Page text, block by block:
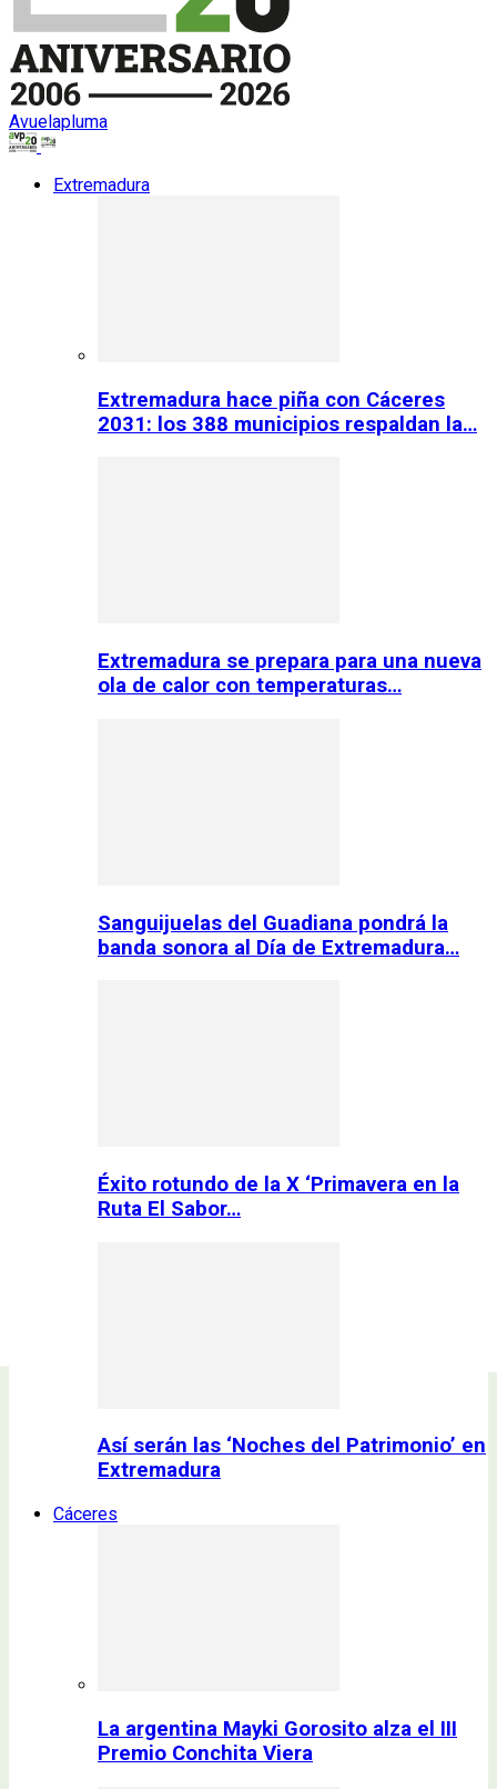
Avuelapluma
Extremadura
Extremadura hace piña con Cáceres
2031: los 388 municipios respaldan la…
Extremadura se prepara para una nueva
ola de calor con temperaturas…
Sanguijuelas del Guadiana pondrá la
banda sonora al Día de Extremadura…
Éxito rotundo de la X ‘Primavera en la
Ruta El Sabor…
Así serán las ‘Noches del Patrimonio’ en
Extremadura
Cáceres
La argentina Mayki Gorosito alza el III
Premio Conchita Viera